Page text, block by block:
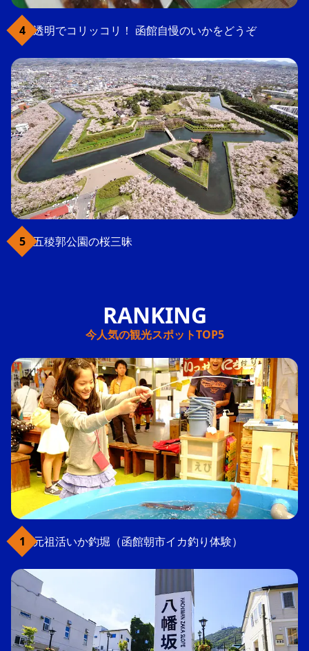
透明でコリッコリ！ 函館自慢のいかをどうぞ
五稜郭公園の桜三昧
今人気の観光スポットTOP5
元祖活いか釣堀（函館朝市イカ釣り体験）